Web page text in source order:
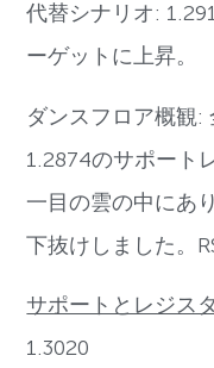
代替シナリオ:
ーゲットに上昇。
ダンスフロア概観:
1.2874のサポート
一目の雲の中にあ
下抜けしました。
サポートとレジス
1.3020